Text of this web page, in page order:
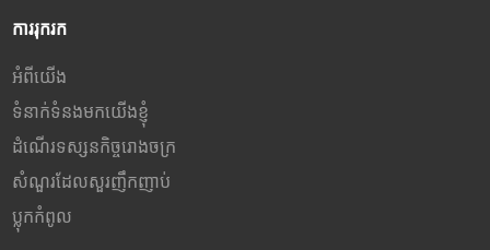
ការរុករក
អំពីយើង
ទំនាក់ទំនងមកយើងខ្ញុំ
ដំណើរទស្សនកិច្ចរោងចក្រ
សំណួរដែលសួរញឹកញាប់
ប្លុក​កំពូល